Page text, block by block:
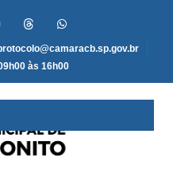
às 16h00